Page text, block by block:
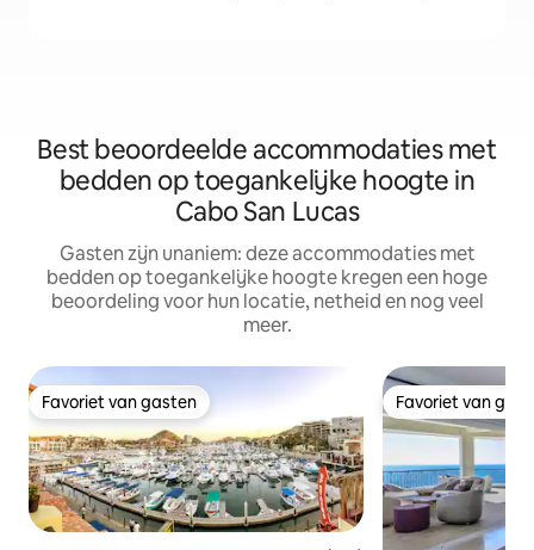
Best beoordeelde accommodaties met
bedden op toegankelijke hoogte in
Cabo San Lucas
Gasten zijn unaniem: deze accommodaties met
bedden op toegankelijke hoogte kregen een hoge
beoordeling voor hun locatie, netheid en nog veel
meer.
Favoriet van gasten
Favoriet van gasten Favoriet van
Favoriet van